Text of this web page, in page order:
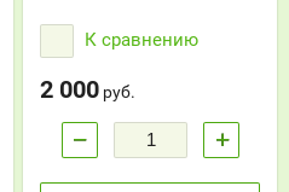
К сравнению
2 000 руб.
− +